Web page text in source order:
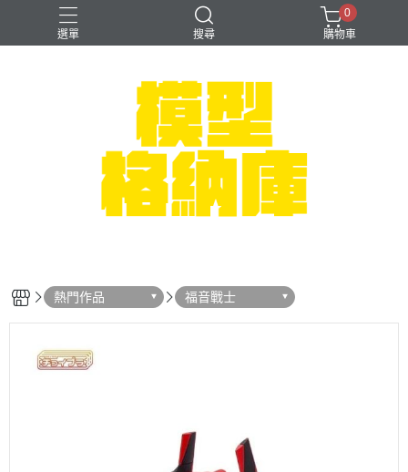
選單 搜尋
可以色色
崩壞：星穹鐵道
0
購物車
熱門作品 福音戰士